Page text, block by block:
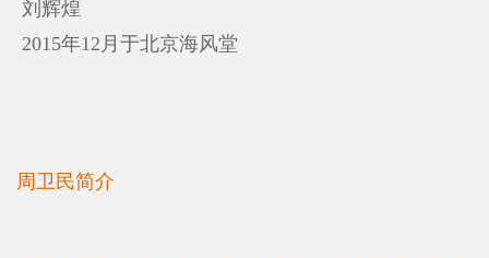
刘辉煌
2015年12月于北京海风堂
周卫民简介